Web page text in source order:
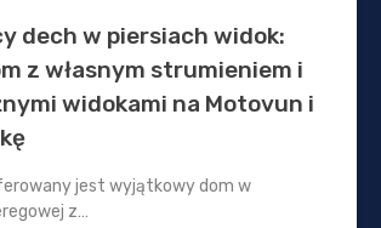
dech w piersiach widok:
z własnym strumieniem i
widokami na Motovun i
jest wyjątkowy dom w
z…